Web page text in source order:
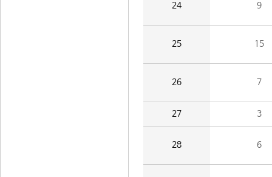
24 9
25 15
26 7
27 3
28 6